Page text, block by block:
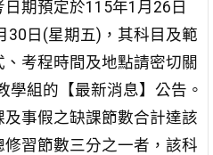
期預定於115年1月26日
30日(星期五)，其科目及範
、考程時間及地點請密切關
學組的【最新消息】公告。
及事假之缺課節數合計達該
習節數三分之一者，該科